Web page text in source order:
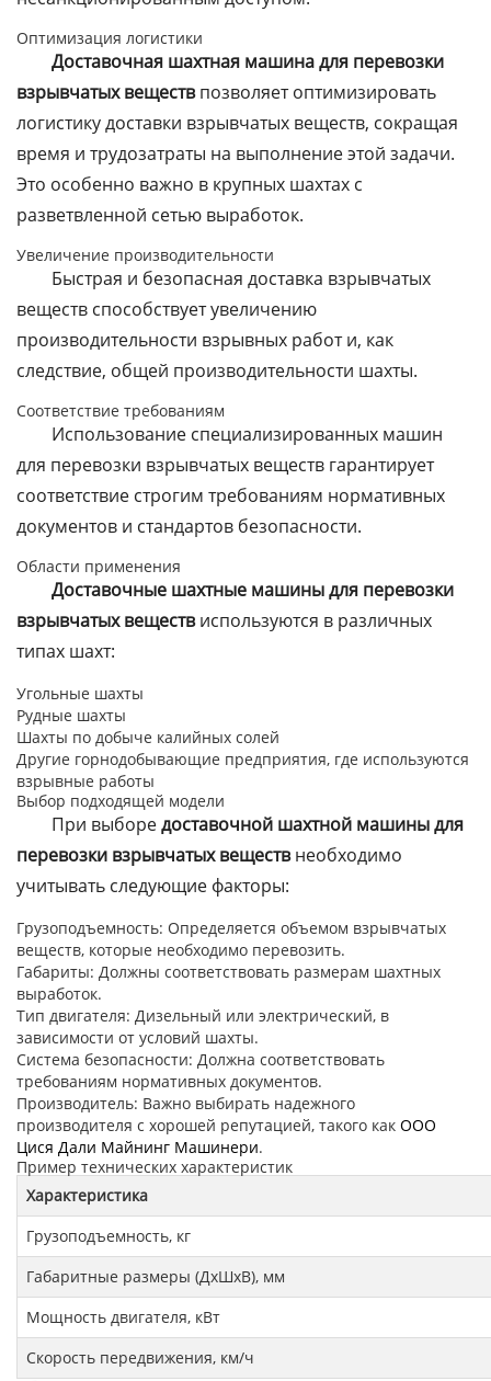
Оптимизация логистики
Доставочная шахтная машина для перевозки
взрывчатых веществпозволяет оптимизировать
логистику доставки взрывчатых веществ, сокращая
время и трудозатраты на выполнение этой задачи.
Это особенно важно в крупных шахтах с
разветвленной сетью выработок.
Увеличение производительности
Быстрая и безопасная доставка взрывчатых
веществ способствует увеличению
производительности взрывных работ и, как
следствие, общей производительности шахты.
Соответствие требованиям
Использование специализированных машин
для перевозки взрывчатых веществ гарантирует
соответствие строгим требованиям нормативных
документов и стандартов безопасности.
Области применения
Доставочные шахтные машины для перевозки
взрывчатых веществиспользуются в различных
типах шахт:
Угольные шахты
Рудные шахты
Шахты по добыче калийных солей
Другие горнодобывающие предприятия, где используются
взрывные работы
Выбор подходящей модели
При выборедоставочной шахтной машины для
перевозки взрывчатых веществнеобходимо
учитывать следующие факторы:
Грузоподъемность: Определяется объемом взрывчатых
веществ, которые необходимо перевозить.
Габариты: Должны соответствовать размерам шахтных
выработок.
Тип двигателя: Дизельный или электрический, в
зависимости от условий шахты.
Система безопасности: Должна соответствовать
требованиям нормативных документов.
Производитель: Важно выбирать надежного
производителя с хорошей репутацией, такого как ООО
Цися Дали Майнинг Машинери.
Пример технических характеристик
Характеристика
Грузоподъемность, кг
Габаритные размеры (ДхШхВ), мм
Мощность двигателя, кВт
Скорость передвижения, км/ч